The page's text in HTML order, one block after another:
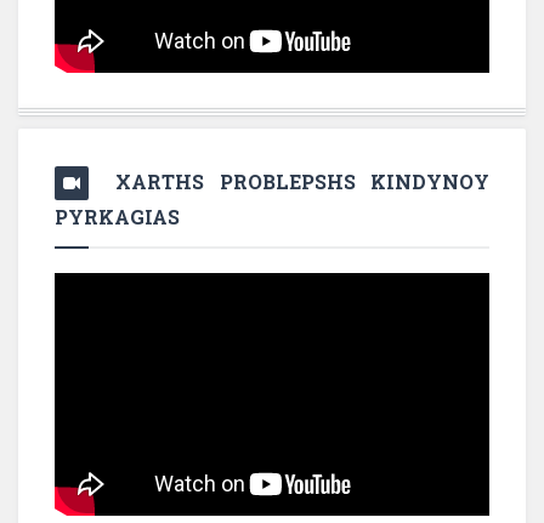
XARTHS PROBLEPSHS KINDYNOY
PYRKAGIAS